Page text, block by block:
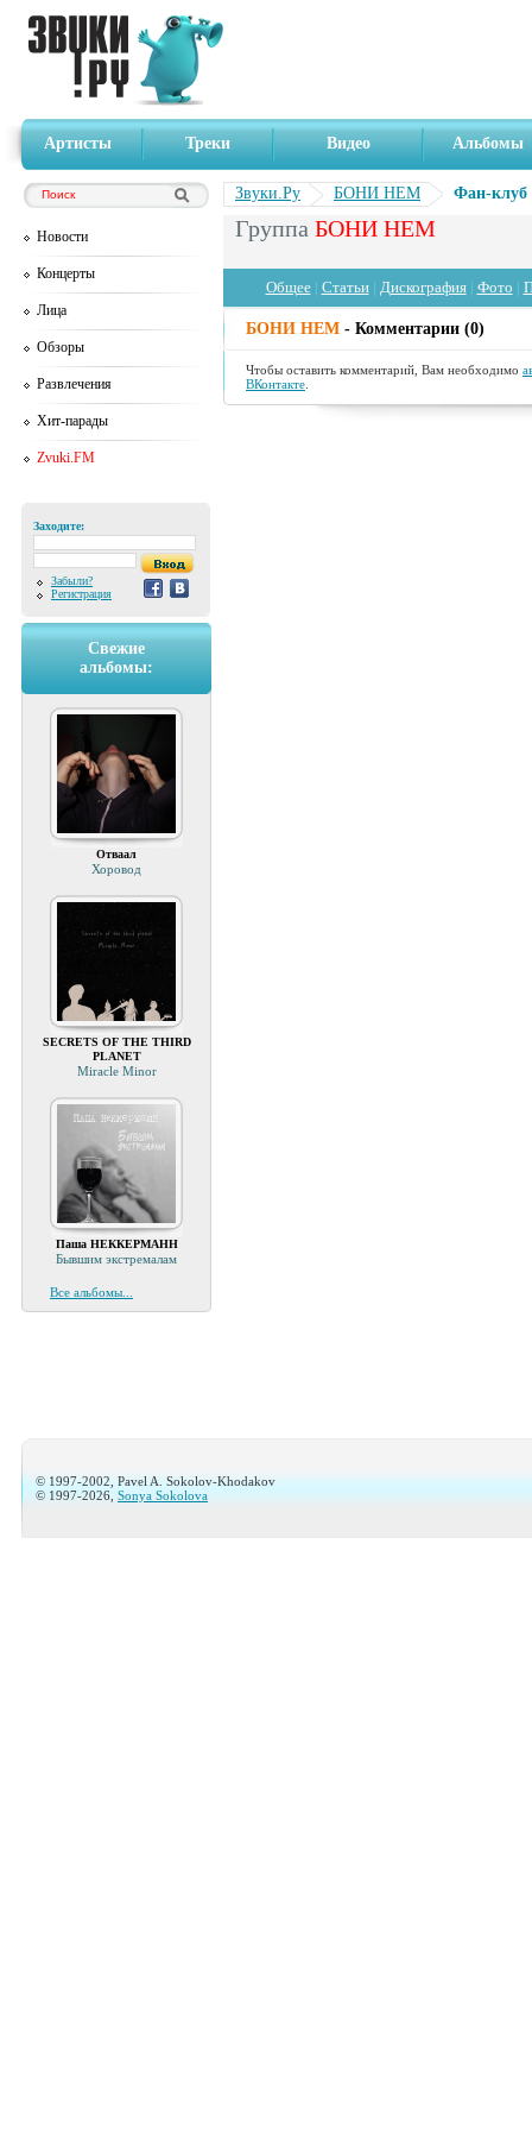
Артисты Треки Видео Альбомы
Новости
Концерты
Лица
Обзоры
Развлечения
Хит-парады
Zvuki.FM
Заходите:
Забыли?
Регистрация
Свежие
альбомы:
Отваал
Хоровод
SECRETS OF THE THIRD
PLANET
Miracle Minor
Паша НЕККЕРМАНН
Бывшим экстремалам
Все альбомы...
Звуки.Ру БОНИ НЕМ Фан-клуб
Группа БОНИ НЕМ
Общее| Статьи| Дискография| Фото
БОНИ НЕМ - Комментарии (0)
Чтобы оставить комментарий, Вам необходимо
ВКонтакте
© 1997-2002, Pavel A. Sokolov-Khodakov
© 1997-2026, Sonya Sokolova